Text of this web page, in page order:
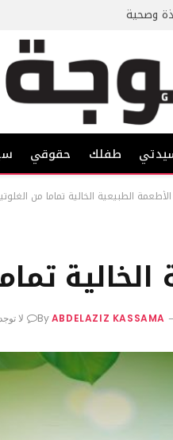
وصحية
طفلك حقوقي
الأطعمة الطبيعية الخالية تماما من
ByABDELAZIZ KASSAMA لا